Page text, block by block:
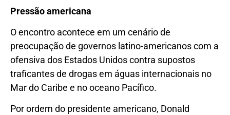
Pressão americana
O encontro acontece em um cenário de
preocupação de governos latino-americanos com a
ofensiva dos Estados Unidos contra supostos
traficantes de drogas em águas internacionais no
Mar do Caribe e no oceano Pacífico.
Por ordem do presidente americano, Donald